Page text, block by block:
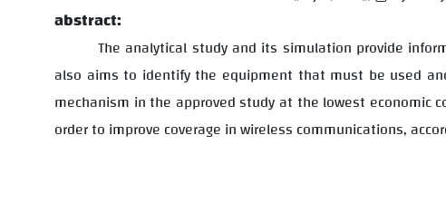
abstract:
The analytical study and its simulation provide
also aims to identify the equipment that must be used
mechanism in the approved study at the lowest economic
order to improve coverage in wireless communications,